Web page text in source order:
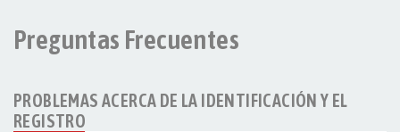
Preguntas Frecuentes
PROBLEMAS ACERCA DE LA IDENTIFICACIÓN Y EL
REGISTRO